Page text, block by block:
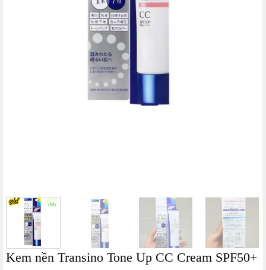
Kem nền Transino Tone Up CC Cream SPF50+